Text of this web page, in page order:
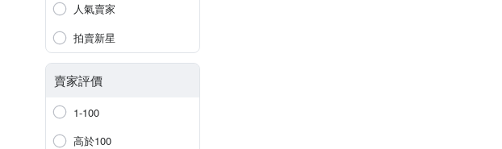
人氣賣家
拍賣新星
賣家評價
1-100
高於100